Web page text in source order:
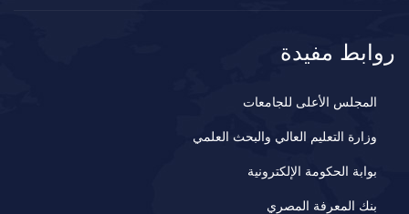
روابط مفيدة
المجلس الأعلى للجامعات
وزارة التعليم العالي والبحث العلمي
بوابة الحكومة الإلكترونية
بنك المعرفة المصري